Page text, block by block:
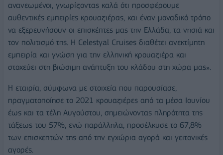
ανανεωμένοι, γνωρίζοντας καλά ότι προσφέρουμε
αυθεντικές εμπειρίες κρουαζιέρας, και έναν μοναδικό τρόπο
να εξερευνήσουν οι επισκέπτες μας την Ελλάδα, τα νησιά και
τον πολιτισμό της. H Celestyal Cruises διαθέτει ανεκτίμητη
εμπειρία και γνώση για την ελληνική κρουαζιέρα και
στοχεύει στη βιώσιμη ανάπτυξη του κλάδου στη χώρα μας».
Η εταιρία, σύμφωνα με στοιχεία που παρουσίασε,
πραγματοποίησε το 2021 κρουαζιέρες από τα μέσα Ιουνίου
έως και τα τέλη Αυγούστου, σημειώνοντας πληρότητα της
τάξεως του 57%, ενώ παράλληλα, προσέλκυσε το 67,8%
των επισκεπτών της από την εγχώρια αγορά και γειτονικές
αγορές.